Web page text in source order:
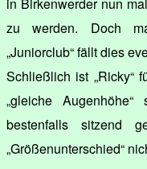
zu werden. Doch
„Juniorclub“ fällt dies
Schließlich ist „Ricky“
„gleiche
bestenfalls sitzend
„Größenunterschied“